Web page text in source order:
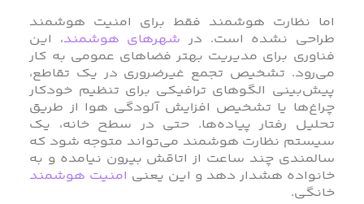
اما نظارت هوشمند فقط برای امنیت هوشمند
طراحی نشده است. در شهرهای هوشمند، این
فناوری برای مدیریت بهتر فضاهای عمومی به کار
می‌رود. تشخیص تجمع غیرضروری در یک تقاطع،
پیش‌بینی الگوهای ترافیکی برای تنظیم خودکار
چراغ‌ها یا تشخیص افزایش آلودگی هوا از طریق
تحلیل رفتار پیاده‌ها. حتی در سطح خانه، یک
سیستم نظارت هوشمند می‌تواند متوجه شود که
سالمندی چند ساعت از اتاقش بیرون نیامده و به
خانواده هشدار دهد و این یعنی امنیت هوشمند
خانگی.